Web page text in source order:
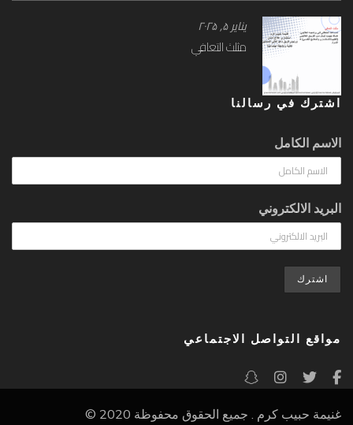
يناير ۵, ۲۰۲۵
مثلث التعافي
اشترك في رسالنا
الاسم الكامل
البريد الالكتروني
مواقع التواصل الاجتماعي
© 2020 غنيمة حبيب كرم . جميع الحقوق محفوظة